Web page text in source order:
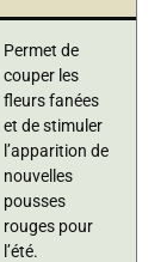
Permet de
couper les
fleurs fanées
et de stimuler
l’apparition de
nouvelles
pousses
rouges pour
l’été.